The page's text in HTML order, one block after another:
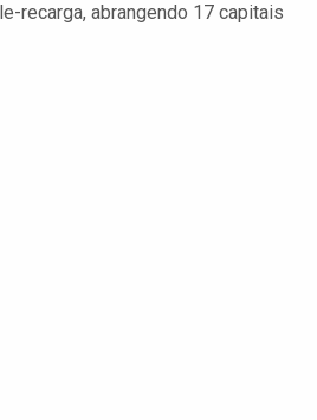
recarga, abrangendo 17 capitais